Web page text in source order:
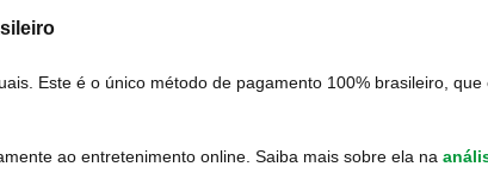
Este é o único método de pagamento 100% brasileiro, que
ao entretenimento online. Saiba mais sobre ela na